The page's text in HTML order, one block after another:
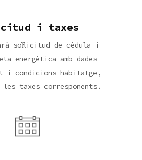
i taxes
sol·licitud de cèdula i
energètica amb dades
i condicions habitatge,
taxes corresponents.